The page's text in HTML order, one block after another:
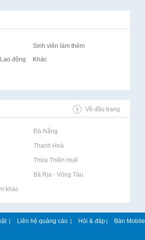
Sinh viên làm thêm
động
Khác
Về đầu trang
Rao vặt tại Đà Nẵng
Rao vặt tại Thanh Hoá
Rao vặt tại Thừa Thiên Huế
Rao vặt tại Bà Rịa - Vũng Tàu
khác
| Liên hệ quảng cáo | Hỏi & đáp | Bản Mobile